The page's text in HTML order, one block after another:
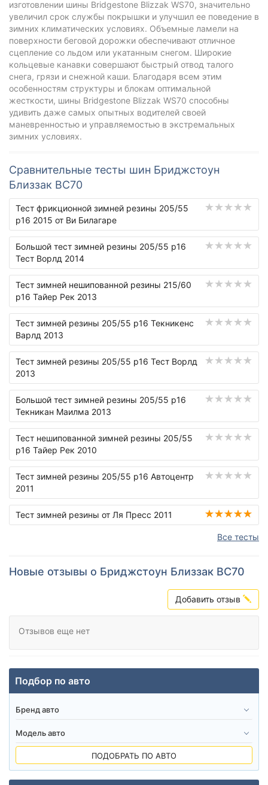
изготовлении шины Bridgestone Blizzak WS70, значительно
увеличил срок службы покрышки и улучшил ее поведение в
зимних климатических условиях. Объемные ламели на
поверхности беговой дорожки обеспечивают отличное
сцепление со льдом или укатанным снегом. Широкие
кольцевые канавки совершают быстрый отвод талого
снега, грязи и снежной каши. Благодаря всем этим
особенностям структуры и блокам оптимальной
жесткости, шины Bridgestone Blizzak WS70 способны
удивить даже самых опытных водителей своей
маневренностью и управляемостью в экстремальных
зимних условиях.
Сравнительные тесты шин Бриджстоун
Близзак ВС70
Тест фрикционной зимней резины 205/55
р16 2015 от Ви Билагаре
Большой тест зимней резины 205/55 р16
Тест Ворлд 2014
Тест зимней нешипованной резины 215/60
р16 Тайер Рек 2013
Тест зимней резины 205/55 р16 Текникенс
Варлд 2013
Тест зимней резины 205/55 р16 Тест Ворлд
2013
Большой тест зимней резины 205/55 р16
Текникан Маилма 2013
Тест нешипованной зимней резины 205/55
р16 Тайер Рек 2010
Тест зимней резины 205/55 р16 Автоцентр
2011
Тест зимней резины от Ля Пресс 2011
Все тесты
Новые отзывы о Бриджстоун Близзак ВС70
Добавить отзыв
Отзывов еще нет
Подбор по авто
ПОДОБРАТЬ ПО АВТО